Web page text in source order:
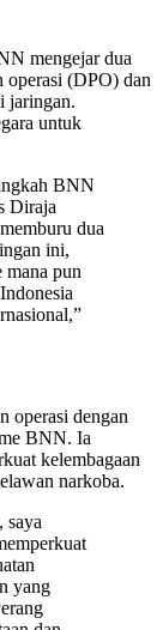
mengejar dua
operasi (DPO) dan
jaringan.
untuk
BNN
Diraja
dua
ini,
pun
operasi dengan
BNN. Ia
kelembagaan
narkoba.
saya
yang